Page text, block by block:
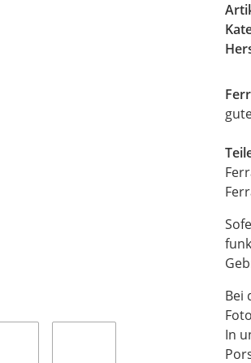
Bei
In